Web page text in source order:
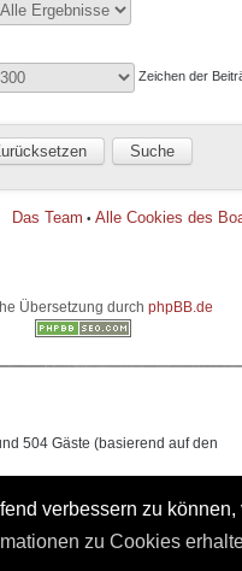
verbessern zu
zu Cookies
Zeichen der
Das Team • Alle Cookies des
Übersetzung durch phpBB.de
504 Gäste (basierend auf den